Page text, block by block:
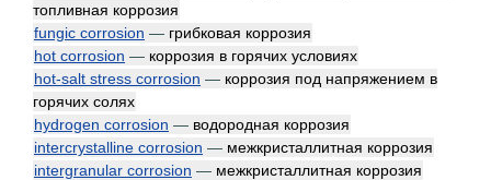
топливная коррозия
fungic corrosion — грибковая коррозия
hot corrosion — коррозия в горячих условиях
hot-salt stress corrosion — коррозия под напряжением в
горячих солях
hydrogen corrosion — водородная коррозия
intercrystalline corrosion — межкристаллитная коррозия
intergranular corrosion — межкристаллитная коррозия